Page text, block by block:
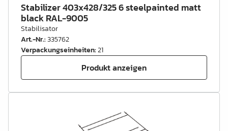
Stabilizer 403x428/325 6 steelpainted matt
black RAL-9005
Stabilisator
Art.-Nr.:335762
Verpackungseinheiten:21
Produkt anzeigen